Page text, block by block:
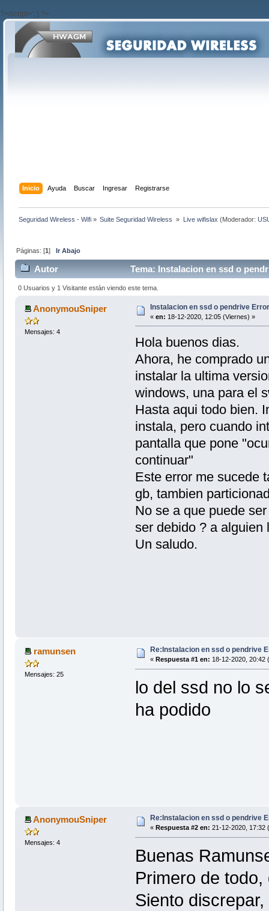
?>/script>'; } ?>
Inicio Ayuda Buscar Ingresar Registrarse
Seguridad Wireless - Wifi » Suite Seguridad Wireless » Live wifislax (Moderador:
Páginas: [1]Ir Abajo
Autor Tema: Instalacion en ssd o
0 Usuarios y 1 Visitante están viendo este tema.
AnonymouSniper
Mensajes: 4
Instalacion en ssd o pendrive
« en: 18-12-2020, 12:05 (Viernes) »
Hola buenos dias.
Ahora, he comprado
instalar la ultima
windows, una para el
Hasta aqui todo bien.
instala, pero cuando
pantalla que pone
continuar"
Este error me sucede
gb, tambien
No se a que puede
ser debido ? a alguien
Un saludo.
ramunsen
Mensajes: 25
Re:Instalacion en ssd o pendrive
« Respuesta #1 en: 18-12-2020, 20:42
lo del ssd no lo
ha podido
AnonymouSniper
Mensajes: 4
Re:Instalacion en ssd o pendrive
« Respuesta #2 en: 21-12-2020, 17:32
Buenas
Primero de
Siento